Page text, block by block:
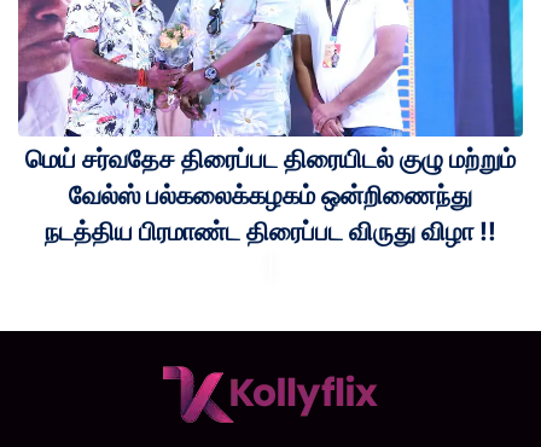
மெய் சர்வதேச திரைப்பட திரையிடல் குழு மற்றும்
வேல்ஸ் பல்கலைக்கழகம் ஒன்றிணைந்து
நடத்திய பிரமாண்ட திரைப்பட விருது விழா !!